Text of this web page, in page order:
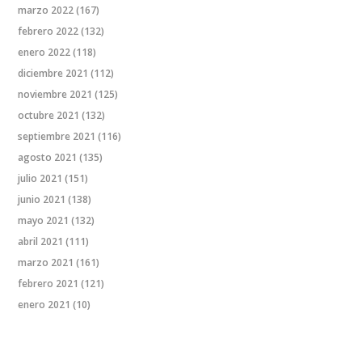
marzo 2022(167)
febrero 2022(132)
enero 2022(118)
diciembre 2021 (112)
noviembre 2021 (125)
octubre 2021 (132)
septiembre 2021 (116)
agosto 2021 (135)
julio 2021 (151)
junio 2021 (138)
mayo 2021 (132)
abril 2021 (111)
marzo 2021 (161)
febrero 2021 (121)
enero 2021 (10)